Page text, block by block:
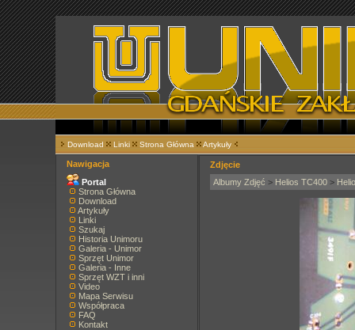
Download Linki Strona Główna Artykuły
Nawigacja
Portal
Strona Główna
Download
Artykuły
Linki
Szukaj
Historia Unimoru
Galeria - Unimor
Sprzęt Unimor
Galeria - Inne
Sprzęt WZT i inni
Video
Mapa Serwisu
Współpraca
FAQ
Kontakt
Zdjęcie
Albumy Zdjęć > Helios TC400 >